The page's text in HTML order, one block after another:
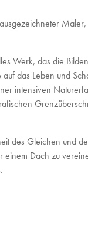
Werk, das die
das Leben und
intensiven
des Gleichen und
einem Dach zu